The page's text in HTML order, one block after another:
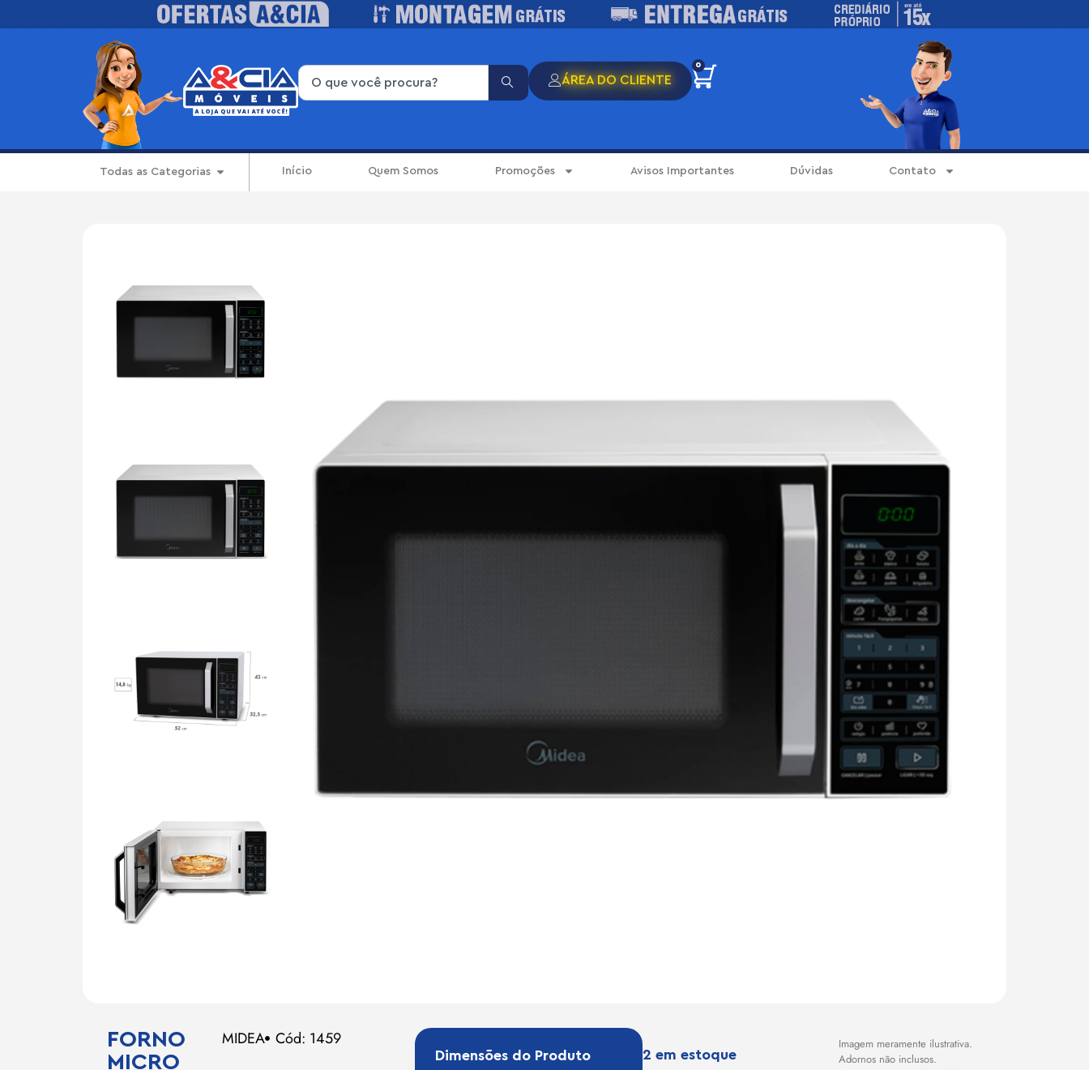
ÁREA DO CLIENTE
0
Todas as Categorias Início Quem Somos Promoções Avisos Importantes Dúvidas Contato
FORNO
MICRO
MIDEA Cód: 1459
Dimensões do Produto 2 em estoque
Imagem meramente ilustrativa.
Adornos não inclusos.